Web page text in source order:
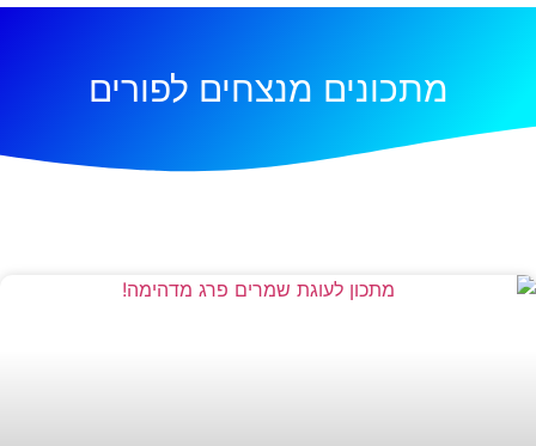
מתכונים מנצחים לפורים